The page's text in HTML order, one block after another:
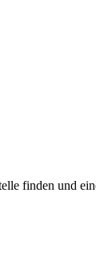
finden und